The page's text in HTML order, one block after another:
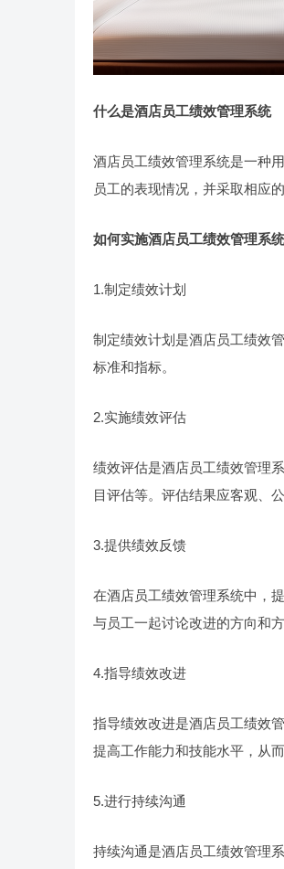
什么是酒店员工绩效管理系统
酒店员工绩效管理系统是一种
员工的表现情况，并采取相应
如何实施酒店员工绩效管理系统
1.制定绩效计划
制定绩效计划是酒店员工绩效
标准和指标。
2.实施绩效评估
绩效评估是酒店员工绩效管理
目评估等。评估结果应客观、
3.提供绩效反馈
在酒店员工绩效管理系统中，
与员工一起讨论改进的方向和
4.指导绩效改进
指导绩效改进是酒店员工绩效
提高工作能力和技能水平，从而
5.进行持续沟通
持续沟通是酒店员工绩效管理